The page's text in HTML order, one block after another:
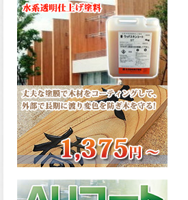
長年ご愛顧いただいている
「ラッカー塗料」に抗ウイル
ス機能を追加しバージョンア
ップ、UAV-78700 クリヤーラ
ッカー・ハイフラットが新し
く販売開始致しました。ご購
入はこちらから。
2026.03.03
木の素材感はそのまま活か
し、汚れや日焼け・黄ばみを
防ぐことができる、白木肌2が
新しく販売開始致しました。
2026.03.03